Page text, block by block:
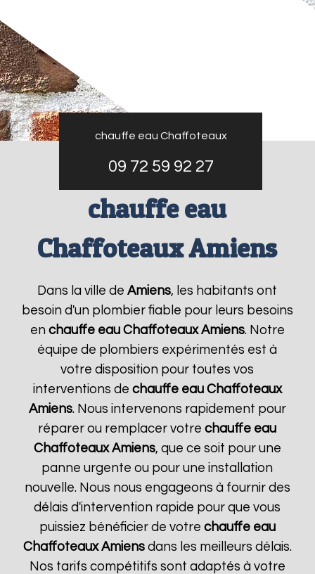
chauffe eau Chaffoteaux
09 72 59 92 27
chauffe eau
Chaffoteaux Amiens
Dans la ville deAmiens, les habitants ont
besoin d'un plombier fiable pour leurs besoins
en chauffe eau Chaffoteaux Amiens. Notre
équipe de plombiers expérimentés est à
votre disposition pour toutes vos
interventions de chauffe eau Chaffoteaux
Amiens. Nous intervenons rapidement pour
réparer ou remplacer votrechauffe eau
Chaffoteaux Amiens, que ce soit pour une
panne urgente ou pour une installation
nouvelle. Nous nous engageons à fournir des
délais d'intervention rapide pour que vous
puissiez bénéficier de votre chauffe eau
Chaffoteaux Amiensdans les meilleurs délais.
Nos tarifs compétitifs sont adaptés à votre